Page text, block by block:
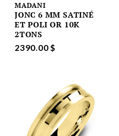
MADANI
JONC 6 MM SATINÉ
ET POLI OR 10K
2TONS
2390.00 $